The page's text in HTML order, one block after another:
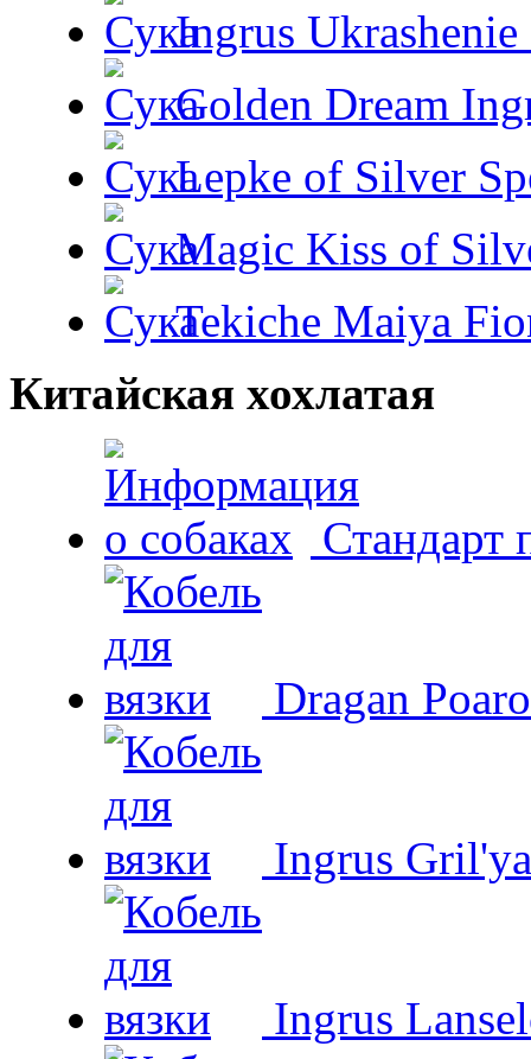
Ingrus Ukrashenie
Golden Dream
Lepke of Silver
Magic Kiss of
Tekiche Maiya
Китайская хохлатая
Dragan
Ingrus
Ingrus